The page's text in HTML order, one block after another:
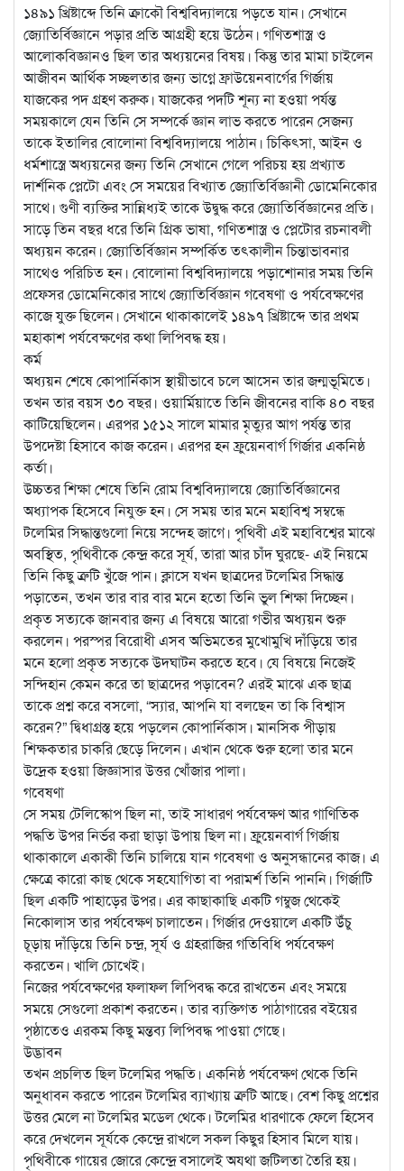
১৪৯১ খ্রিষ্টাব্দে তিনি ক্রাকৌ বিশ্ববিদ্যালয়ে পড়তে যান। সেখানে
জ্যোতির্বিজ্ঞানে পড়ার প্রতি আগ্রহী হয়ে উঠেন। গণিতশাস্ত্র ও
আলোকবিজ্ঞানও ছিল তার অধ্যয়নের বিষয়। কিন্তু তার মামা চাইলেন
আজীবন আর্থিক সচ্ছলতার জন্য ভাগ্নে ফ্রাউয়েনবার্গের গির্জায়
যাজকের পদ গ্রহণ করুক। যাজকের পদটি শূন্য না হওয়া পর্যন্ত
সময়কালে যেন তিনি সে সম্পর্কে জ্ঞান লাভ করতে পারেন সেজন্য
তাকে ইতালির বোলোনা বিশ্ববিদ্যালয়ে পাঠান। চিকিৎসা, আইন ও
ধর্মশাস্ত্রে অধ্যয়নের জন্য তিনি সেখানে গেলে পরিচয় হয় প্রখ্যাত
দার্শনিক প্লেটো এবং সে সময়ের বিখ্যাত জ্যোতির্বিজ্ঞানী ডোমেনিকোর
সাথে। গুণী ব্যক্তির সান্নিধ্যই তাকে উদ্বুদ্ধ করে জ্যোতির্বিজ্ঞানের প্রতি।
সাড়ে তিন বছর ধরে তিনি গ্রিক ভাষা, গণিতশাস্ত্র ও প্লেটোর রচনাবলী
অধ্যয়ন করেন। জ্যোতির্বিজ্ঞান সম্পর্কিত তৎকালীন চিন্তাভাবনার
সাথেও পরিচিত হন। বোলোনা বিশ্ববিদ্যালয়ে পড়াশোনার সময় তিনি
প্রফেসর ডোমেনিকোর সাথে জ্যোতির্বিজ্ঞান গবেষণা ও পর্যবেক্ষণের
কাজে যুক্ত ছিলেন। সেখানে থাকাকালেই ১৪৯৭ খ্রিষ্টাব্দে তার প্রথম
মহাকাশ পর্যবেক্ষণের কথা লিপিবদ্ধ হয়।
কর্ম
অধ্যয়ন শেষে কোপার্নিকাস স্থায়ীভাবে চলে আসেন তার জন্মভূমিতে।
তখন তার বয়স ৩০ বছর। ওয়ার্মিয়াতে তিনি জীবনের বাকি ৪০ বছর
কাটিয়েছিলেন। এরপর ১৫১২ সালে মামার মৃত্যুর আগ পর্যন্ত তার
উপদেষ্টা হিসাবে কাজ করেন। এরপর হন ফ্রুয়েনবার্গ গির্জার একনিষ্ঠ
কর্তা।
উচ্চতর শিক্ষা শেষে তিনি রোম বিশ্ববিদ্যালয়ে জ্যোতির্বিজ্ঞানের
অধ্যাপক হিসেবে নিযুক্ত হন। সে সময় তার মনে মহাবিশ্ব সম্বন্ধে
টলেমির সিদ্ধান্তগুলো নিয়ে সন্দেহ জাগে। পৃথিবী এই মহাবিশ্বের মাঝে
অবস্থিত, পৃথিবীকে কেন্দ্র করে সূর্য, তারা আর চাঁদ ঘুরছে- এই নিয়মে
তিনি কিছু ত্রুটি খুঁজে পান। ক্লাসে যখন ছাত্রদের টলেমির সিদ্ধান্ত
পড়াতেন, তখন তার বার বার মনে হতো তিনি ভুল শিক্ষা দিচ্ছেন।
প্রকৃত সত্যকে জানবার জন্য এ বিষয়ে আরো গভীর অধ্যয়ন শুরু
করলেন। পরস্পর বিরোধী এসব অভিমতের মুখোমুখি দাঁড়িয়ে তার
মনে হলো প্রকৃত সত্যকে উদ্ঘাটন করতে হবে। যে বিষয়ে নিজেই
সন্দিহান কেমন করে তা ছাত্রদের পড়াবেন? এরই মাঝে এক ছাত্র
তাকে প্রশ্ন করে বসলো, “স্যার, আপনি যা বলছেন তা কি বিশ্বাস
করেন?” দ্বিধাগ্রস্ত হয়ে পড়লেন কোপার্নিকাস। মানসিক পীড়ায়
শিক্ষকতার চাকরি ছেড়ে দিলেন। এখান থেকে শুরু হলো তার মনে
উদ্রেক হওয়া জিজ্ঞাসার উত্তর খোঁজার পালা।
গবেষণা
সে সময় টেলিস্কোপ ছিল না, তাই সাধারণ পর্যবেক্ষণ আর গাণিতিক
পদ্ধতি উপর নির্ভর করা ছাড়া উপায় ছিল না। ফ্রুয়েনবার্গ গির্জায়
থাকাকালে একাকী তিনি চালিয়ে যান গবেষণা ও অনুসন্ধানের কাজ। এ
ক্ষেত্রে কারো কাছ থেকে সহযোগিতা বা পরামর্শ তিনি পাননি। গির্জাটি
ছিল একটি পাহাড়ের উপর। এর কাছাকাছি একটি গম্বুজ থেকেই
নিকোলাস তার পর্যবেক্ষণ চালাতেন। গির্জার দেওয়ালে একটি উঁচু
চূড়ায় দাঁড়িয়ে তিনি চন্দ্র, সূর্য ও গ্রহরাজির গতিবিধি পর্যবেক্ষণ
করতেন। খালি চোখেই।
নিজের পর্যবেক্ষণের ফলাফল লিপিবদ্ধ করে রাখতেন এবং সময়ে
সময়ে সেগুলো প্রকাশ করতেন। তার ব্যক্তিগত পাঠাগারের বইয়ের
পৃষ্ঠাতেও এরকম কিছু মন্তব্য লিপিবদ্ধ পাওয়া গেছে।
উদ্ভাবন
তখন প্রচলিত ছিল টলেমির পদ্ধতি। একনিষ্ঠ পর্যবেক্ষণ থেকে তিনি
অনুধাবন করতে পারেন টলেমির ব্যাখ্যায় ত্রুটি আছে। বেশ কিছু প্রশ্নের
উত্তর মেলে না টলেমির মডেল থেকে। টলেমির ধারণাকে ফেলে হিসেব
করে দেখলেন সূর্যকে কেন্দ্রে রাখলে সকল কিছুর হিসাব মিলে যায়।
পৃথিবীকে গায়ের জোরে কেন্দ্রে বসালেই অযথা জটিলতা তৈরি হয়।